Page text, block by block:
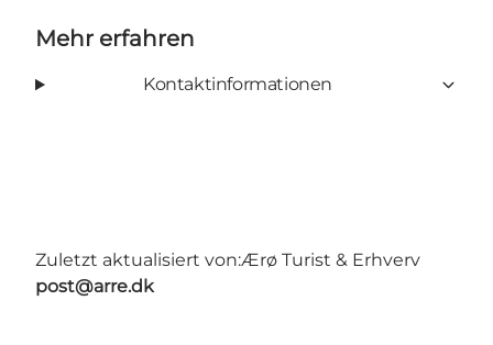
Mehr erfahren
Kontaktinformationen
Zuletzt aktualisiert von:Ærø Turist & Erhverv
post@arre.dk